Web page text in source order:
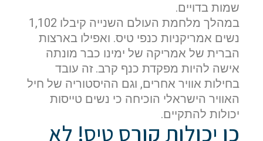
שמות בדויים.
במהלך מלחמת העולם השנייה קיבלו 1,102
נשים אמריקניות כנפי טיס. ואפילו בארצות
הברית של אמריקה של ימינו כבר מונתה
אישה להיות מפקדת כנף קרב. זה עובד
בחילות אוויר אחרים, וגם ההיסטוריה של חיל
האוויר הישראלי הוכיחה כי נשים טייסות
יכולות להתקיים.
כן יכולות קורס טיס! לא